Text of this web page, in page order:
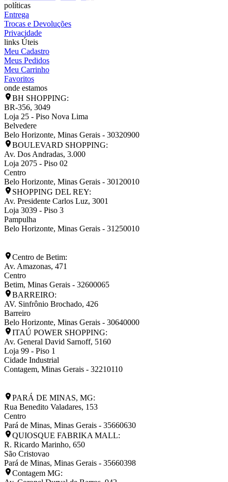
políticas
Entrega
Trocas e Devoluções
Privacidade
links Úteis
Meu Cadastro
Meus Pedidos
Meu Carrinho
Favoritos
onde estamos
BH SHOPPING:
BR-356, 3049
Loja 25 - Piso Nova Lima
Belvedere
Belo Horizonte, Minas Gerais - 30320900
BOULEVARD SHOPPING:
Av. Dos Andradas, 3.000
Loja 2075 - Piso 02
Centro
Belo Horizonte, Minas Gerais - 30120010
SHOPPING DEL REY:
Av. Presidente Carlos Luz, 3001
Loja 3039 - Piso 3
Pampulha
Belo Horizonte, Minas Gerais - 31250010
Centro de Betim:
Av. Amazonas, 471
Centro
Betim, Minas Gerais - 32600065
BARREIRO:
AV. Sinfrônio Brochado, 426
Barreiro
Belo Horizonte, Minas Gerais - 30640000
ITAÚ POWER SHOPPING:
Av. General David Sarnoff, 5160
Loja 99 - Piso 1
Cidade Industrial
Contagem, Minas Gerais - 32210110
PARÁ DE MINAS, MG:
Rua Benedito Valadares, 153
Centro
Pará de Minas, Minas Gerais - 35660630
QUIOSQUE FABRIKA MALL:
R. Ricardo Marinho, 650
São Cristovao
Pará de Minas, Minas Gerais - 35660398
Contagem MG: